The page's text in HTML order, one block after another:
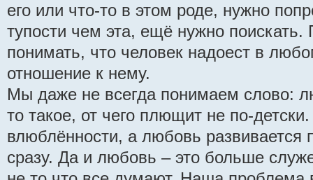
его или что-то в этом роде, нужно
тупости чем эта, ещё нужно поискать.
понимать, что человек надоест в
отношение к нему.
Мы даже не всегда понимаем слово:
то такое, от чего плющит не по-
влюблённости, а любовь развивается
сразу. Да и любовь – это больше